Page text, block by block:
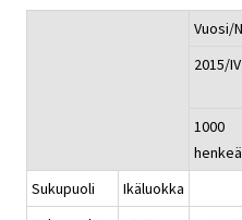
Vuosi/
2015/IV
1000
henkeä
Sukupuoli
Ikäluokka